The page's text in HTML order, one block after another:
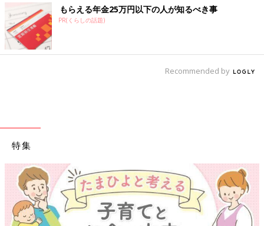
もらえる年金25万円以下の人が知るべき事
PR(くらしの話題)
Recommended by
特集